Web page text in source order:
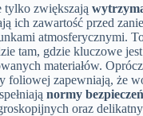
tylko zwiększają
ich zawartość przed
atmosferycznymi.
tam, gdzie kluczowe
materiałów.
foliowej zapewniają, że
normy
oraz